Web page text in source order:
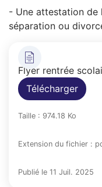
- Une attestation de
séparation ou
Flyer rentrée
Télécharger
Taille : 974.18 Ko
Extension du fichier :
Publié le 11 Juil. 2025